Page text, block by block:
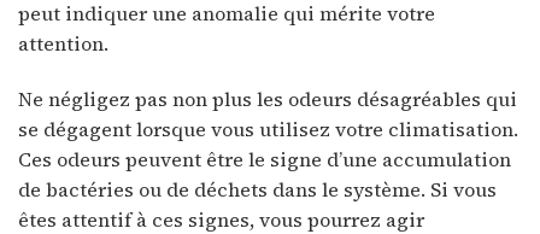
peut indiquer une anomalie qui mérite votre
attention.
Ne négligez pas non plus les odeurs désagréables qui
se dégagent lorsque vous utilisez votre climatisation.
Ces odeurs peuvent être le signe d’une accumulation
de bactéries ou de déchets dans le système. Si vous
êtes attentif à ces signes, vous pourrez agir